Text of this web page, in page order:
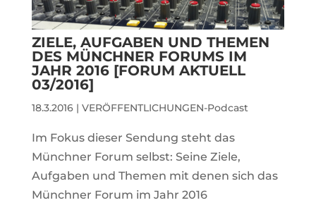
ZIELE, AUFGABEN UND THEMEN
DES MÜNCHNER FORUMS IM
JAHR 2016 [FORUM AKTUELL
03/2016]
18.3.2016| VERÖFFENTLICHUNGEN-Podcast
Im Fokus dieser Sendung steht das
Münchner Forum selbst: Seine Ziele,
Aufgaben und Themen mit denen sich das
Münchner Forum im Jahr 2016